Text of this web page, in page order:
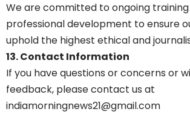
We are committed to ongoing
professional development to ensure
uphold the highest ethical and
13. Contact Information
If you have questions or concerns or
feedback, please contact us at
indiamorningnews21@gmail.com